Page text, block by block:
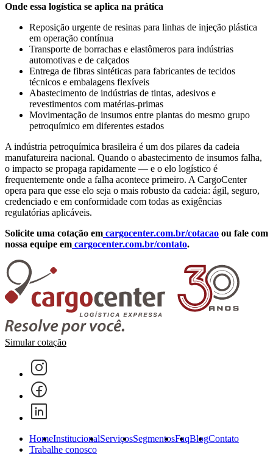
Onde essa logística se aplica na prática
Reposição urgente de resinas para linhas de injeção plástica
em operação contínua
Transporte de borrachas e elastômeros para indústrias
automotivas e de calçados
Entrega de fibras sintéticas para fabricantes de tecidos
técnicos e embalagens flexíveis
Abastecimento de indústrias de tintas, adesivos e
revestimentos com matérias-primas
Movimentação de insumos entre plantas do mesmo grupo
petroquímico em diferentes estados
A indústria petroquímica brasileira é um dos pilares da cadeia
manufatureira nacional. Quando o abastecimento de insumos falha,
o impacto se propaga rapidamente — e o elo logístico é
frequentemente onde a falha acontece primeiro. A CargoCenter
opera para que esse elo seja o mais robusto da cadeia: ágil, seguro,
credenciado e em conformidade com todas as exigências
regulatórias aplicáveis.
Solicite uma cotação em cargocenter.com.br/cotacao ou fale com
nossa equipe em cargocenter.com.br/contato.
Simular cotação
HomeInstitucionalServiçosSegmentosFaqBlogContato
Trabalhe conosco